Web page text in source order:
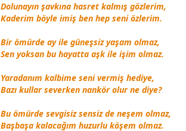
Dolunayın şavkına hasret kalmış gözlerim,
Kaderim böyle imiş ben hep seni özlerim.
Bir ömürde ay ile güneşsiz yaşam olmaz,
Sen yoksan bu hayatta aşkile işim olmaz.
Yaradanım kalbime seni vermiş hediye,
Bazı kullar severken nankör olur ne diye?
Bu ömürde sevgisiz sensiz de neşem olmaz,
Başbaşa kalacağım huzurlu köşem olmaz.